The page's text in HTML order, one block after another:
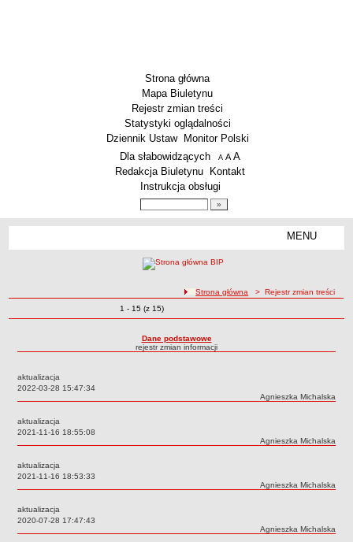
Strona główna
Mapa Biuletynu
Rejestr zmian treści
Statystyki oglądalności
Dziennik Ustaw
Monitor Polski
Menu dodatkowe
Dla słabowidzących A pomniejsz czcionkę
A standardowy rozmiar czcionki
A
Redakcja Biuletynu
Kontakt
Instrukcja obsługi
MENU
Techniczne Zakłady Naukowe
PRZEDSZKOLA
ARCHIWUM SZKÓŁ I PLACÓWEK
Zlikwidowane gimnazja
Przekształcone szkoły i placówki
Wielofunkcyjna Placówka
SPECJALNE OŚRODKI SZKOLNO-WYCHOWAWCZE
Specjalny Ośrodek nr 1
BURSA MIEJSKA
Dane podstawowe
ścieżka nawigacji
Strona główna > Rejestr zmian treści
Zmiany o pozycjach
1 - 15 (z 15)
Dane podstawowe
rejestr zmian informacji
aktualizacja
Data:
2022-03-28 15:47:34
Autor:
Agnieszka Michalska
aktualizacja
Data:
2021-11-16 18:55:08
Autor:
Agnieszka Michalska
aktualizacja
Data:
2021-11-16 18:53:33
Autor:
Agnieszka Michalska
aktualizacja
Data:
2020-07-28 17:47:43
Autor:
Agnieszka Michalska